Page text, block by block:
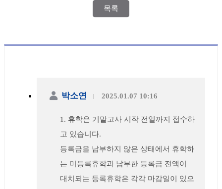
박소연 2025.01.07 10:16
1. 휴학은 기말고사 시작 전일까지 접수하
고 있습니다.
등록금을 납부하지 않은 상태에서 휴학하
는 미등록휴학과 납부한 등록금 전액이
대치되는 등록휴학은 각각 마감일이 있으